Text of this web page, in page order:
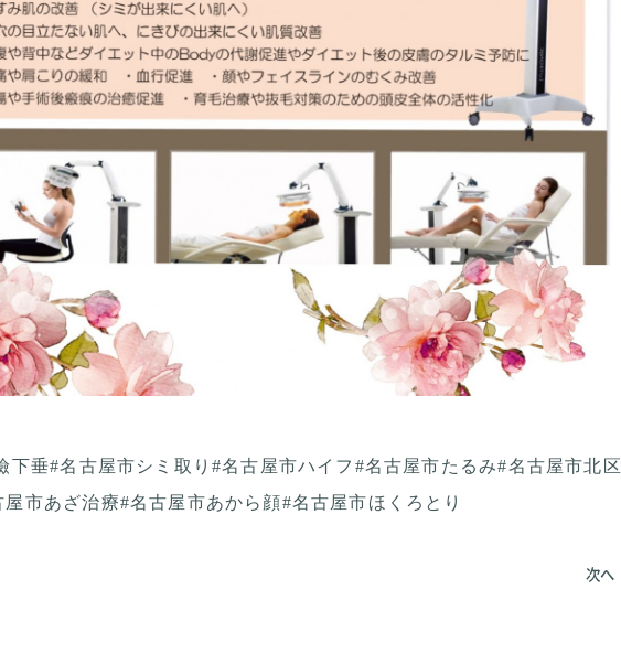
下垂#名古屋市シミ取り#名古屋市ハイフ#名古屋市たるみ#名古屋市北区
市あざ治療#名古屋市あから顔#名古屋市ほくろとり
次へ